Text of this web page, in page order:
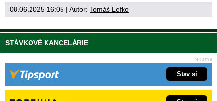
08.06.2025 16:05 | Autor: Tomáš Lefko
STÁVKOVÉ KANCELÁRIE
Stav si